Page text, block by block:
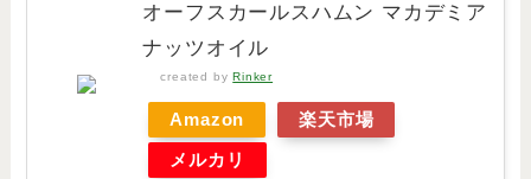
オーフスカールスハムン マカデミア
ナッツオイル
created byRinker
Amazon
楽天市場
メルカリ